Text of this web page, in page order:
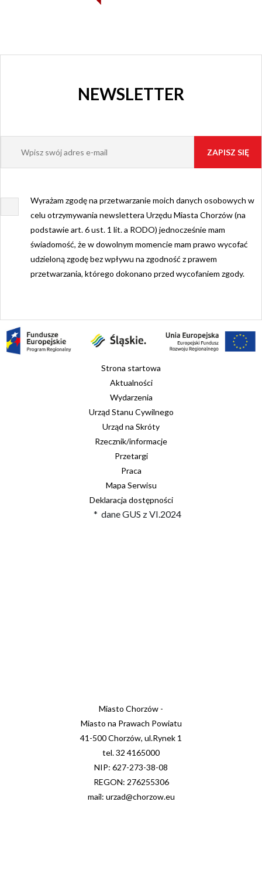
NEWSLETTER
Wyrażam zgodę na przetwarzanie moich danych osobowych w
celu otrzymywania newslettera Urzędu Miasta Chorzów (na
podstawie art. 6 ust. 1 lit. a RODO) jednocześnie mam
świadomość, że w dowolnym momencie mam prawo wycofać
udzieloną zgodę bez wpływu na zgodność z prawem
przetwarzania, którego dokonano przed wycofaniem zgody.
Strona startowa
Aktualności
Wydarzenia
Urząd Stanu Cywilnego
Urząd na Skróty
Rzecznik/informacje
Przetargi
Praca
Mapa Serwisu
Deklaracja dostępności
* dane GUS z VI.2024
Miasto Chorzów -
Miasto na Prawach Powiatu
41-500 Chorzów, ul.Rynek 1
tel. 32 4165000
NIP: 627-273-38-08
REGON: 276255306
mail: urzad@chorzow.eu